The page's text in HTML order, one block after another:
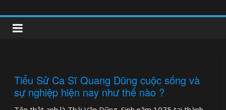
to
content
clipnonglive.com
Tiểu Sử Ca Sĩ Quang Dũng cuộc sống và
sự nghiệp hiện nay như thế nào ?